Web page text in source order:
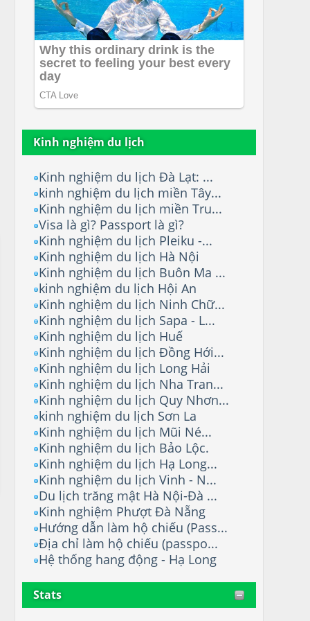
Kinh nghiệm du lịch
Kinh nghiệm du lịch Đà Lạt: ...
kinh nghiệm du lịch miền Tây...
Kinh nghiệm du lịch miền Tru...
Visa là gì? Passport là gì?
Kinh nghiệm du lịch Pleiku -...
Kinh nghiệm du lịch Hà Nội
Kinh nghiệm du lịch Buôn Ma ...
kinh nghiệm du lịch Hội An
Kinh nghiệm du lịch Ninh Chữ...
Kinh nghiệm du lịch Sapa - L...
Kinh nghiệm du lịch Huế
Kinh nghiệm du lịch Đồng Hới...
Kinh nghiệm du lịch Long Hải
Kinh nghiệm du lịch Nha Tran...
Kinh nghiệm du lịch Quy Nhơn...
kinh nghiệm du lịch Sơn La
Kinh nghiệm du lịch Mũi Né...
Kinh nghiệm du lịch Bảo Lộc.
Kinh nghiệm du lịch Hạ Long...
Kinh nghiệm du lịch Vinh - N...
Du lịch trăng mật Hà Nội-Đà ...
Kinh nghiệm Phượt Đà Nẵng
Hướng dẫn làm hộ chiếu (Pass...
Địa chỉ làm hộ chiếu (passpo...
Hệ thống hang động - Hạ Long
Stats